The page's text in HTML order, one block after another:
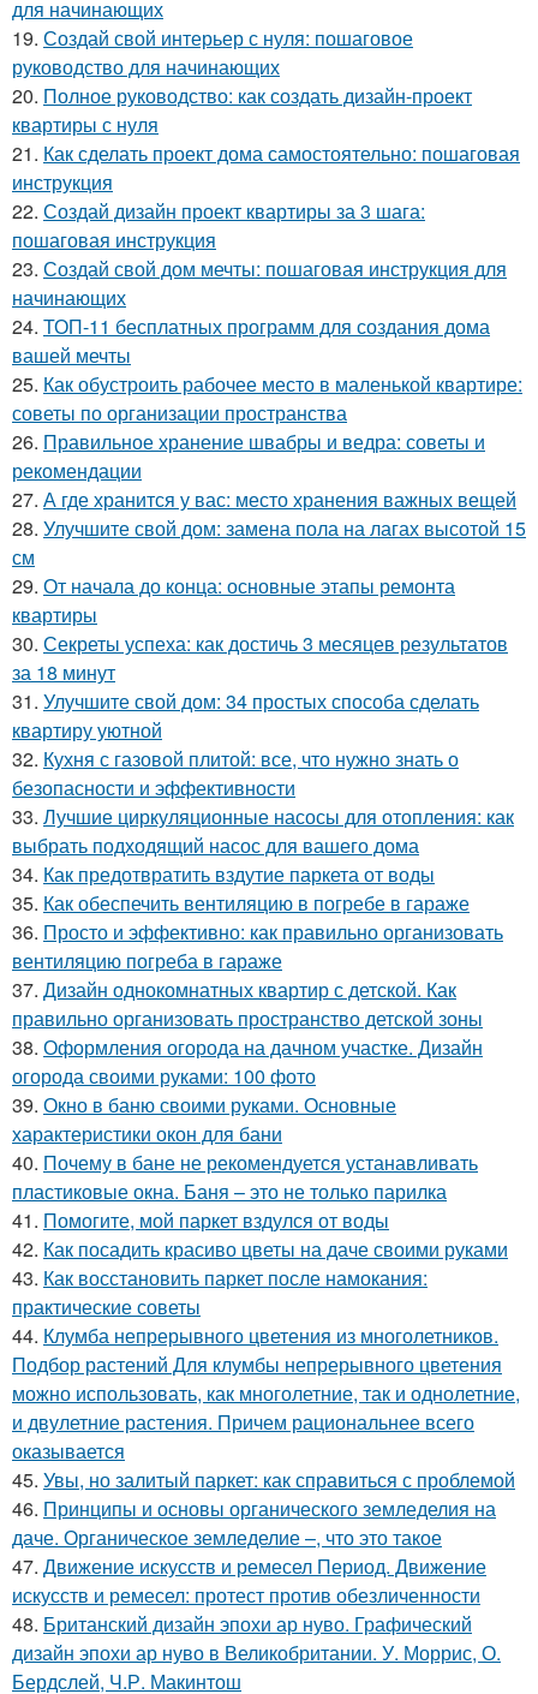
для начинающих
19. Создай свой интерьер с нуля: пошаговое
руководство для начинающих
20. Полное руководство: как создать дизайн-проект
квартиры с нуля
21. Как сделать проект дома самостоятельно: пошаговая
инструкция
22. Создай дизайн проект квартиры за 3 шага:
пошаговая инструкция
23. Создай свой дом мечты: пошаговая инструкция для
начинающих
24. ТОП-11 бесплатных программ для создания дома
вашей мечты
25. Как обустроить рабочее место в маленькой квартире:
советы по организации пространства
26. Правильное хранение швабры и ведра: советы и
рекомендации
27. А где хранится у вас: место хранения важных вещей
28. Улучшите свой дом: замена пола на лагах высотой 15
см
29. От начала до конца: основные этапы ремонта
квартиры
30. Секреты успеха: как достичь 3 месяцев результатов
за 18 минут
31. Улучшите свой дом: 34 простых способа сделать
квартиру уютной
32. Кухня с газовой плитой: все, что нужно знать о
безопасности и эффективности
33. Лучшие циркуляционные насосы для отопления: как
выбрать подходящий насос для вашего дома
34. Как предотвратить вздутие паркета от воды
35. Как обеспечить вентиляцию в погребе в гараже
36. Просто и эффективно: как правильно организовать
вентиляцию погреба в гараже
37. Дизайн однокомнатных квартир с детской. Как
правильно организовать пространство детской зоны
38. Оформления огорода на дачном участке. Дизайн
огорода своими руками: 100 фото
39. Окно в баню своими руками. Основные
характеристики окон для бани
40. Почему в бане не рекомендуется устанавливать
пластиковые окна. Баня – это не только парилка
41. Помогите, мой паркет вздулся от воды
42. Как посадить красиво цветы на даче своими руками
43. Как восстановить паркет после намокания:
практические советы
44. Клумба непрерывного цветения из многолетников.
Подбор растений Для клумбы непрерывного цветения
можно использовать, как многолетние, так и однолетние,
и двулетние растения. Причем рациональнее всего
оказывается
45. Увы, но залитый паркет: как справиться с проблемой
46. Принципы и основы органического земледелия на
даче. Органическое земледелие –, что это такое
47. Движение искусств и ремесел Период. Движение
искусств и ремесел: протест против обезличенности
48. Британский дизайн эпохи ар нуво. Графический
дизайн эпохи ар нуво в Великобритании. У. Моррис, О.
Бердслей, Ч.Р. Макинтош